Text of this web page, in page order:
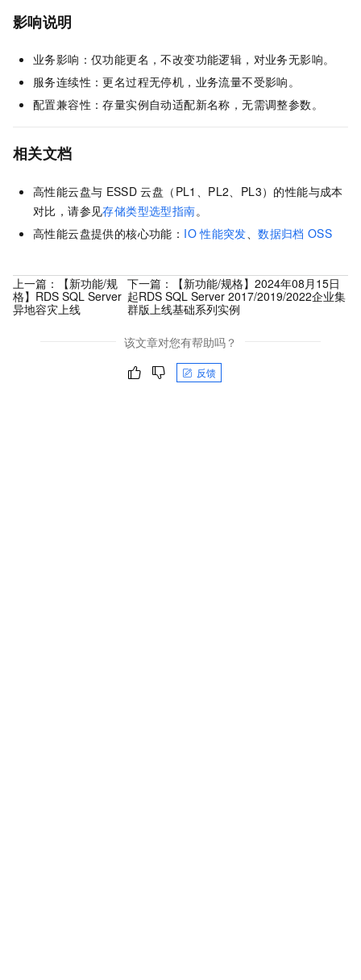
影响说明
业务影响：仅功能更名，不改变功能逻辑，对业务无影响。
服务连续性：更名过程无停机，业务流量不受影响。
配置兼容性：存量实例自动适配新名称，无需调整参数。
相关文档
高性能云盘与 ESSD 云盘（PL1、PL2、PL3）的性能与成本
对比，请参见存储类型选型指南。
高性能云盘提供的核心功能： IO 性能突发 、数据归档 OSS
上一篇：
【新功能/规
格】RDS SQL Server
异地容灾上线
下一篇：
【新功能/规格】2024年08月15日
起RDS SQL Server 2017/2019/2022企业集
群版上线基础系列实例
该文章对您有帮助吗？
反馈